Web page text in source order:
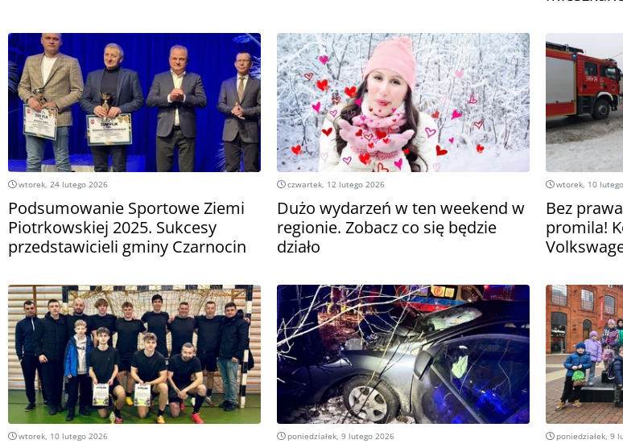
wtorek, 24 lutego 2026
Podsumowanie Sportowe Ziemi
Piotrkowskiej 2025. Sukcesy
przedstawicieli gminy Czarnocin
czwartek, 12 lutego 2026
Dużo wydarzeń w ten weekend w
regionie. Zobacz co się będzie
działo
wtorek, 10
Bez
promila!
wtorek, 10 lutego 2026 poniedziałek, 9 lutego 2026 poniedziałek, 9